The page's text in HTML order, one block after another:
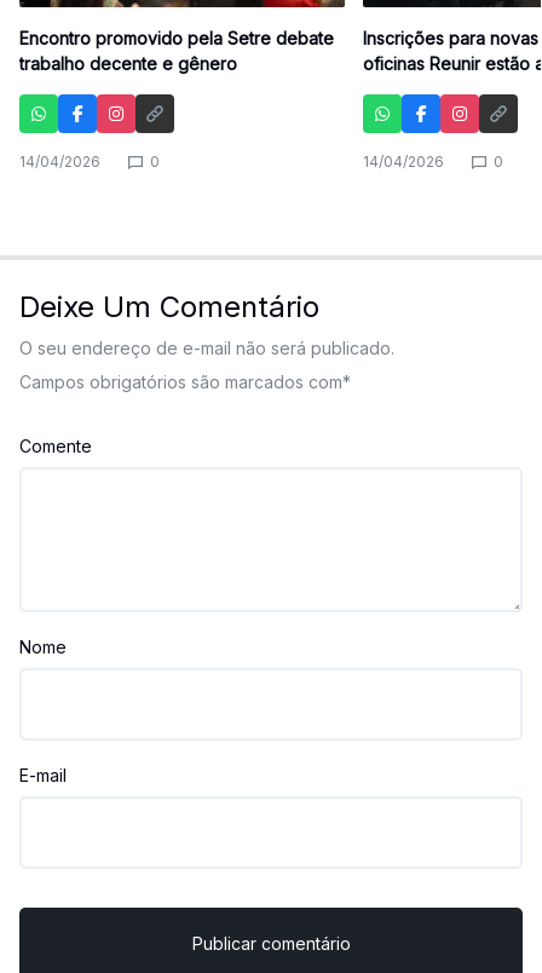
Encontro promovido pela Setre debate
trabalho decente e gênero
14/04/2026 0
Inscrições para novas
oficinas Reunir estão
14/04/2026 0
Deixe Um Comentário
O seu endereço de e-mail não será publicado.
Campos obrigatórios são marcados com*
Comente
Nome
E-mail